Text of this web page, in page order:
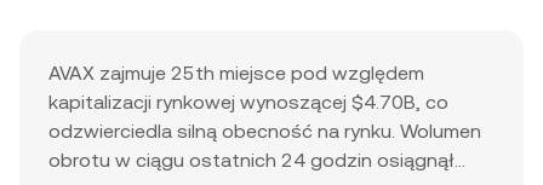
AVAX zajmuje 25th miejsce pod względem
kapitalizacji rynkowej wynoszącej $4.70B, co
odzwierciedla silną obecność na rynku. Wolumen
obrotu w ciągu ostatnich 24 godzin osiągnął